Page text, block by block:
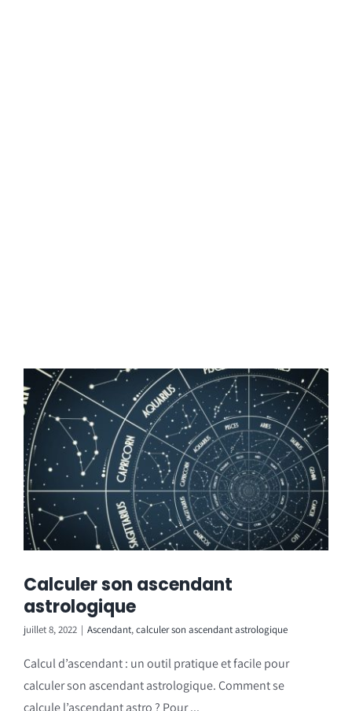
Calculer son ascendant
astrologique
juillet 8, 2022 | Ascendant,calculer son ascendant astrologique
Calcul d’ascendant : un outil pratique et facile pour
calculer son ascendant astrologique. Comment se
calcule l’ascendant astro ? Pour ...